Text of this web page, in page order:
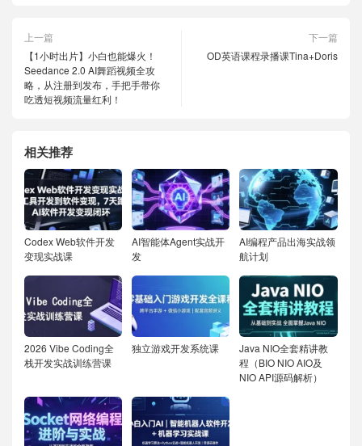
上一篇
【1小时出片】小白也能爆火！
Seedance 2.0 AI舞蹈视频全攻
略，从注册到发布，手把手带你
吃透短视频流量红利！
下一篇
OD英语课程录播课Tina+Doris
相关推荐
Codex Web软件开发
变现实战课
AI智能体Agent实战开
发
AI编程产品出海实战领
航计划
2026 Vibe Coding全
栈开发实战训练营课
独立游戏开发系统课
Java NIO全套精讲教
程（BIO NIO AIO及
NIO API源码解析）